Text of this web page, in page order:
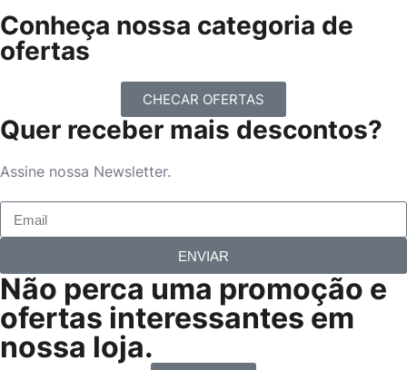
Conheça nossa categoria de
ofertas
CHECAR OFERTAS
Quer receber mais descontos?
Assine nossa Newsletter.
ENVIAR
Não perca uma promoção e
ofertas interessantes em
nossa loja.